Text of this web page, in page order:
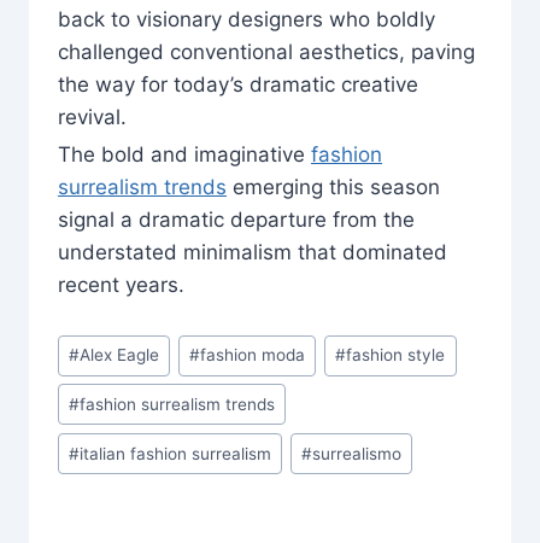
back to visionary designers who boldly
challenged conventional aesthetics, paving
the way for today’s dramatic creative
revival.
The bold and imaginative fashion
surrealism trends emerging this season
signal a dramatic departure from the
understated minimalism that dominated
recent years.
Post
Tags:
#Alex Eagle #fashion moda #fashion style
#fashion surrealism trends
#italian fashion surrealism #surrealismo